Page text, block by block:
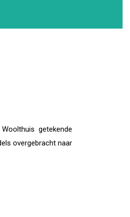
getekende
overgebracht naar